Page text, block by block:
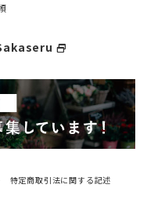
select_window
特定商取引法に関する記述